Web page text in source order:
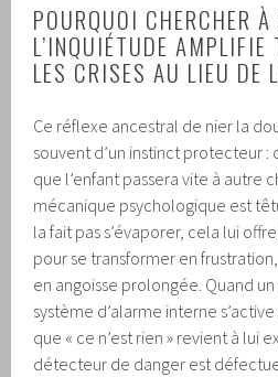
POURQUOI CHERCHER À
L’INQUIÉTUDE AMPLIFIE
LES CRISES AU LIEU DE
Ce réflexe ancestral de nier la
souvent d’un instinct protecteur
que l’enfant passera vite à autre
mécanique psychologique est
la fait pas s’évaporer, cela lui
pour se transformer en
en angoisse prolongée. Quand
système d’alarme interne
que « ce n’est rien » revient à lui
détecteur de danger est